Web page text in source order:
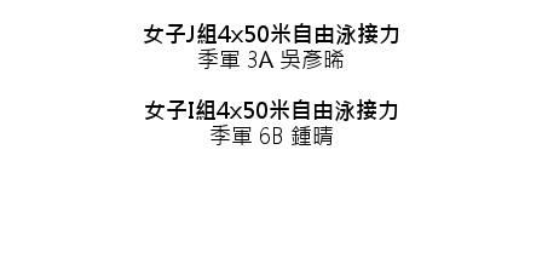
女子J組4x50米自由泳接力
季軍 3A 吳彥晞
女子I組4x50米自由泳接力
季軍 6B 鍾晴